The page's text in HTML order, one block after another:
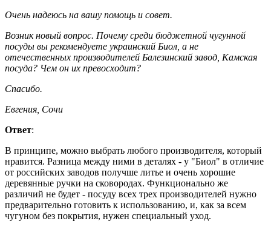
Очень надеюсь на вашу помощь и совет.
Возник новый вопрос. Почему среди бюджетной чугунной
посуды вы рекомендуете украинский Биол, а не
отечественных производителей Балезинский завод, Камская
посуда? Чем он их превосходит?
Спасибо.
Евгения, Сочи
Ответ:
В принципе, можно выбрать любого производителя, который
нравится. Разница между ними в деталях - у "Биол" в отличие
от российских заводов получше литье и очень хорошие
деревянные ручки на сковородах. Функционально же
различий не будет - посуду всех трех производителей нужно
предварительно готовить к использованию, и, как за всем
чугуном без покрытия, нужен специальный уход.